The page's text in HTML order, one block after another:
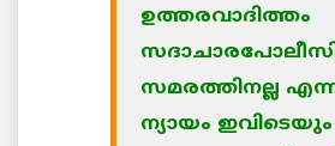
ഉത്തരവാദിത്തം
സമരത്തിനല്ല
ന്യായം ഇവിടെയും